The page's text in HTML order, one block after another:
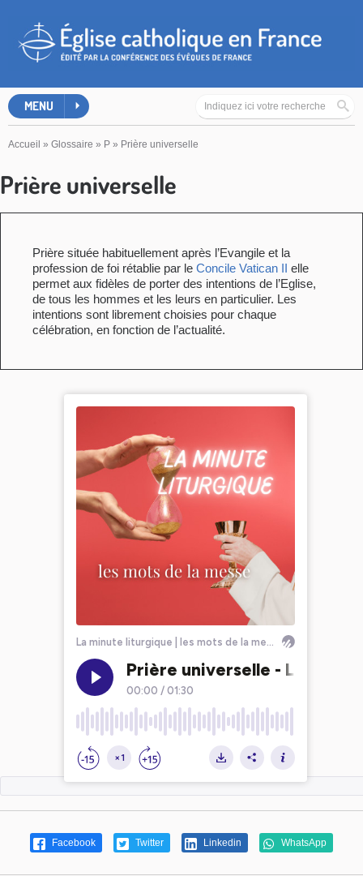
MENU
Accueil » Glossaire » P » Prière universelle
Prière universelle
Prière située habituellement après l’Evangile et la
profession de foi rétablie par le Concile Vatican II
elle
permet aux fidèles de porter des intentions de l’Eglise,
de tous les hommes et les leurs en particulier. Les
intentions sont librement choisies pour chaque
célébration, en fonction de l’actualité.
Facebook Twitter Linkedin WhatsApp